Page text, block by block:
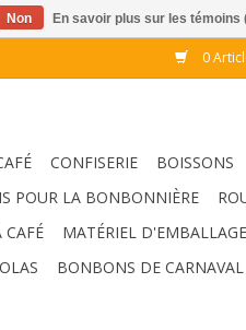
0
CONFISERIE
BOISSONS
POUR LA BONBONNIÈRE
CAFÉ MATÉRIEL D'EMBALLAGE
BONBONS DE CARNAVAL
Non En savoir plus sur les témoins